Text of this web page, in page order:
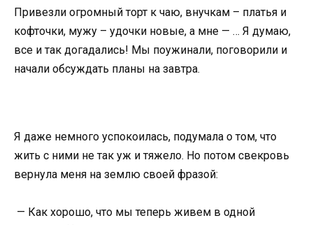
Привезли огромный торт к чаю, внучкам – платья и
кофточки, мужу – удочки новые, а мне — … Я думаю,
все и так догадались! Мы поужинали, поговорили и
начали обсуждать планы на завтра.
Я даже немного успокоилась, подумала о том, что
жить с ними не так уж и тяжело. Но потом свекровь
вернула меня на землю своей фразой:
— Как хорошо, что мы теперь живем в одной